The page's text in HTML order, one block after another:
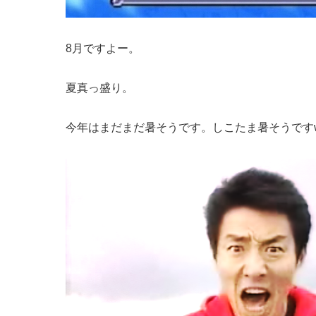
8月ですよー。
夏真っ盛り。
今年はまだまだ暑そうです。しこたま暑そうです